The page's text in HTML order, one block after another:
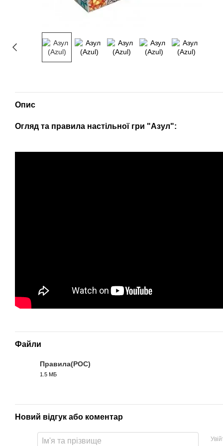
Опис
Огляд та правила настільної гри "Азул":
Файли
Правила(РОС)
1.5 МБ
Новий відгук або коментар